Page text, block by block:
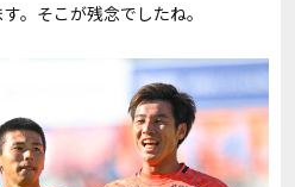
。そこが残念でしたね。